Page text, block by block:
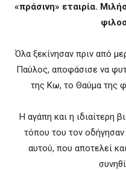
«πράσινη» εταιρία.
Όλα ξεκίνησαν πριν από
Παύλος, αποφάσισε να
της Κω, το Θαύμα της
Η αγάπη και η ιδιαίτερη
τόπου του τον οδήγησαν
αυτού, που αποτελεί